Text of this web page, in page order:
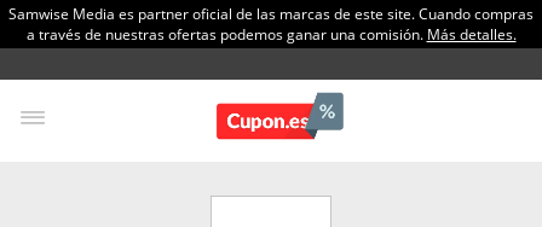
Samwise Media es partner oficial de las marcas de este site. Cuando compras
a través de nuestras ofertas podemos ganar una comisión. Más detalles.